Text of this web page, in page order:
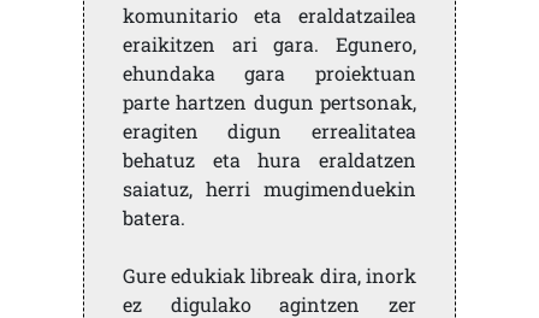
komunitario eta eraldatzailea
eraikitzen ari gara. Egunero,
ehundaka gara proiektuan
parte hartzen dugun pertsonak,
eragiten digun errealitatea
behatuz eta hura eraldatzen
saiatuz, herri mugimenduekin
batera.
Gure edukiak libreak dira, inork
ez digulako agintzen zer